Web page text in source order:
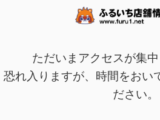
ただいまアクセスが集中
恐れ入りますが、時間をおい
ださい。